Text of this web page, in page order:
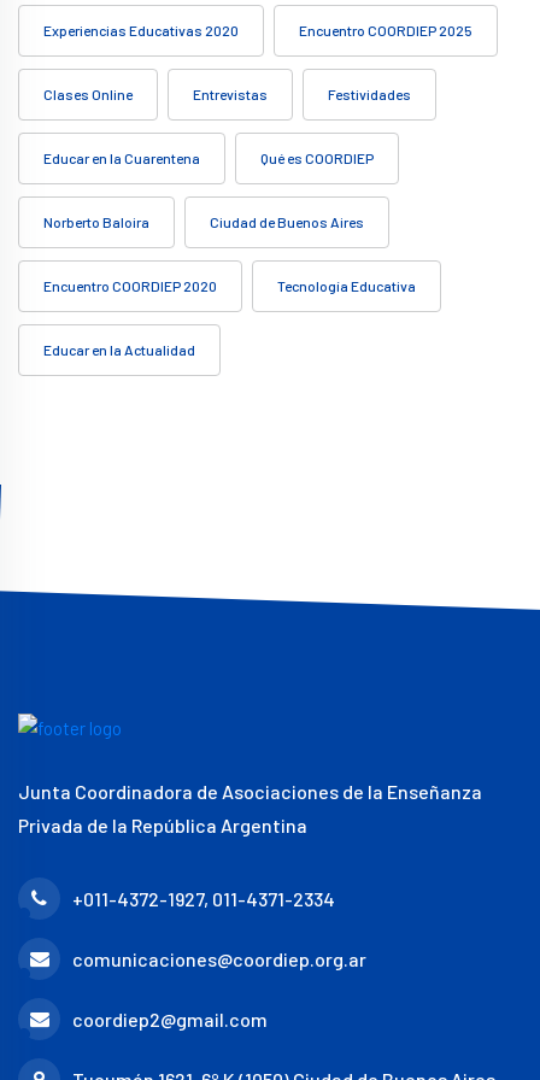
Experiencias Educativas 2020 Encuentro COORDIEP 2025
Clases Online Entrevistas Festividades
Educar en la Cuarentena Qué es COORDIEP
Norberto Baloira Ciudad de Buenos Aires
Encuentro COORDIEP 2020 Tecnología Educativa
Educar en la Actualidad
Junta Coordinadora de Asociaciones de la Enseñanza
Privada de la República Argentina
+011-4372-1927, 011-4371-2334
comunicaciones@coordiep.org.ar
coordiep2@gmail.com